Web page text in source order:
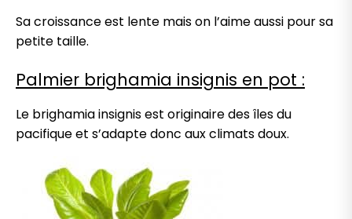
Sa croissance est lente mais on l’aime aussi pour sa
petite taille.
Palmier brighamia insignis en pot :
Le brighamia insignis est originaire des îles du
pacifique et s’adapte donc aux climats doux.